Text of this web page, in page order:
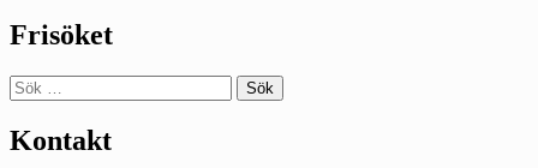
Frisöket
Sök
efter:
Kontakt